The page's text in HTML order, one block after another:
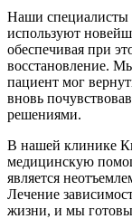
Наши специалисты
используют
обеспечивая при
восстановление.
пациент мог
вновь
решениями.
В нашей клинике
медицинскую
является
Лечение
жизни, и мы готовы